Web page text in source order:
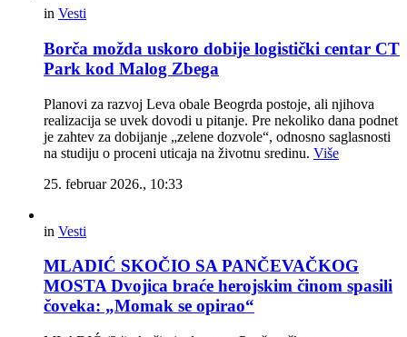
in Vesti
Borča možda uskoro dobije logistički centar CT
Park kod Malog Zbega
Planovi za razvoj Leva obale Beogrda postoje, ali njihova
realizacija se uvek dovodi u pitanje. Pre nekoliko dana podnet
je zahtev za dobijanje „zelene dozvole“, odnosno saglasnosti
na studiju o proceni uticaja na životnu sredinu. Više
25. februar 2026., 10:33
in Vesti
MLADIĆ SKOČIO SA PANČEVAČKOG
MOSTA Dvojica braće herojskim činom spasili
čoveka: „Momak se opirao“